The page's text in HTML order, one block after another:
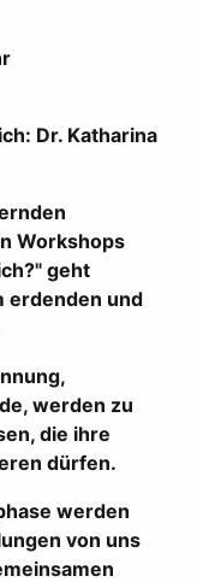
Dr. Katharina
Workshops
geht
erdenden und
werden zu
die ihre
dürfen.
werden
von uns